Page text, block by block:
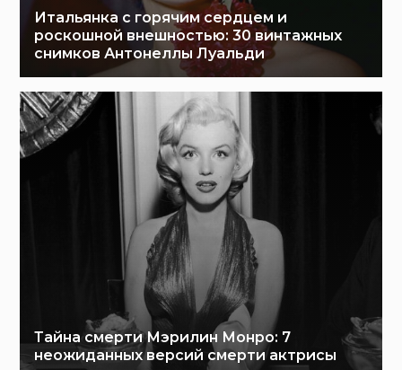
Итальянка с горячим сердцем и
роскошной внешностью: 30 винтажных
снимков Антонеллы Луальди
Тайна смерти Мэрилин Монро: 7
неожиданных версий смерти актрисы